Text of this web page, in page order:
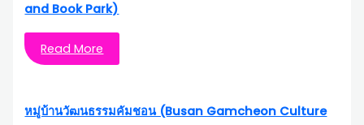
and Book Park)
Read More
หมู่บ้านวัฒนธรรมคัมชอน (Busan Gamcheon Culture